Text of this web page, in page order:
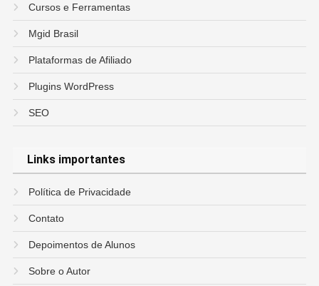
Cursos e Ferramentas
Mgid Brasil
Plataformas de Afiliado
Plugins WordPress
SEO
Links importantes
Política de Privacidade
Contato
Depoimentos de Alunos
Sobre o Autor